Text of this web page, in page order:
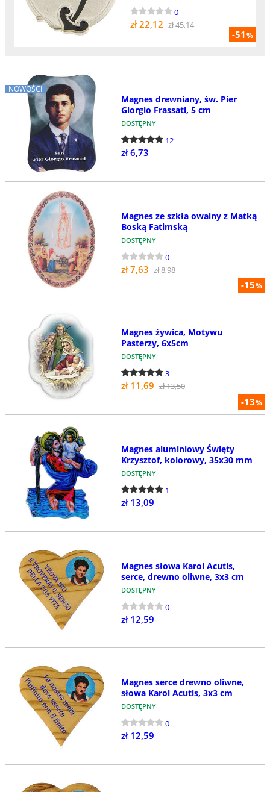
-51%
0
zł 22,12 zł 45,14
NOWOŚCI
Magnes drewniany, św. Pier
Giorgio Frassati, 5 cm
DOSTĘPNY
12
zł 6,73
-15%
Magnes ze szkła owalny z Matką
Boską Fatimską
DOSTĘPNY
0
zł 7,63 zł 8,98
-13%
Magnes żywica, Motywu
Pasterzy, 6x5cm
DOSTĘPNY
3
zł 11,69 zł 13,50
Magnes aluminiowy Święty
Krzysztof, kolorowy, 35x30 mm
DOSTĘPNY
1
zł 13,09
Magnes słowa Karol Acutis,
serce, drewno oliwne, 3x3 cm
DOSTĘPNY
0
zł 12,59
Magnes serce drewno oliwne,
słowa Karol Acutis, 3x3 cm
DOSTĘPNY
0
zł 12,59